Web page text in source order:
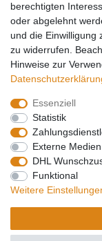
Service
Registrierung
Login
Mein Konto
Impressum
Widerrufs­recht
berechtigten
oder abgelehnt
und die Einwilligung
zu widerrufen.
Hinweise zur
Essenziell
Statistik
Externe Medien
DHL
Funktional
Weitere